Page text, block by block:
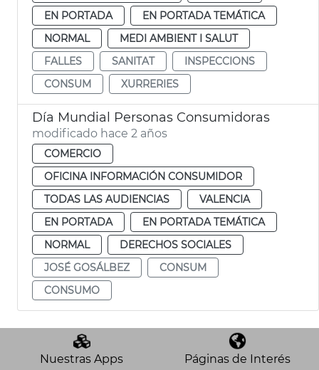
EN PORTADA
EN PORTADA TEMÁTICA
NORMAL
MEDI AMBIENT I SALUT
FALLES
SANITAT
INSPECCIONS
CONSUM
XURRERIES
Día Mundial Personas Consumidoras
modificado hace 2 años
COMERCIO
OFICINA INFORMACIÓN CONSUMIDOR
TODAS LAS AUDIENCIAS
VALENCIA
EN PORTADA
EN PORTADA TEMÁTICA
NORMAL
DERECHOS SOCIALES
JOSÉ GOSÁLBEZ
CONSUM
CONSUMO
Nuestras Apps Páginas de Interés